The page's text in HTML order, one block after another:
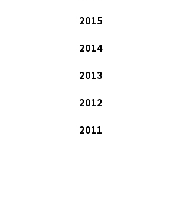
2015
2014
2013
2012
2011